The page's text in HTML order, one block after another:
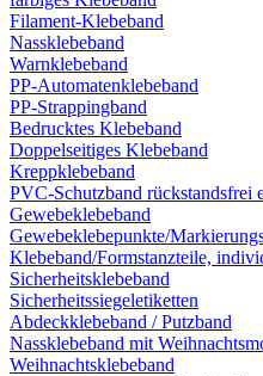
Filament-Klebeband
Nassklebeband
Warnklebeband
PP-Automatenklebeband
PP-Strappingband
Bedrucktes Klebeband
Doppelseitiges Klebeband
Kreppklebeband
PVC-Schutzband rückstandsfrei
Gewebeklebeband
Gewebeklebepunkte/
Klebeband/Formstanzteile,
Sicherheitsklebeband
Sicherheitssiegeletiketten
Abdeckklebeband / Putzband
Nassklebeband mit
Weihnachtsklebeband